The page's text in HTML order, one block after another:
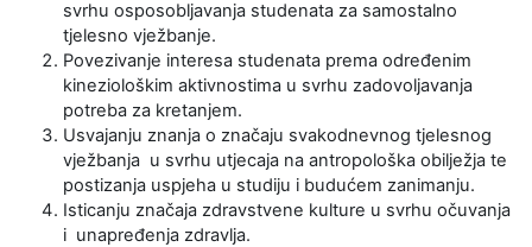
svrhu osposobljavanja studenata za samostalno
tjelesno vježbanje.
Povezivanje interesa studenata prema određenim
kineziološkim aktivnostima u svrhu zadovoljavanja
potreba za kretanjem.
Usvajanju znanja o značaju svakodnevnog tjelesnog
vježbanja u svrhu utjecaja na antropološka obilježja te
postizanja uspjeha u studiju i budućem zanimanju.
Isticanju značaja zdravstvene kulture u svrhu očuvanja
i unapređenja zdravlja.